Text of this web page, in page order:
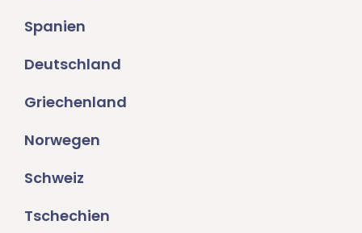
Spanien
Deutschland
Griechenland
Norwegen
Schweiz
Tschechien